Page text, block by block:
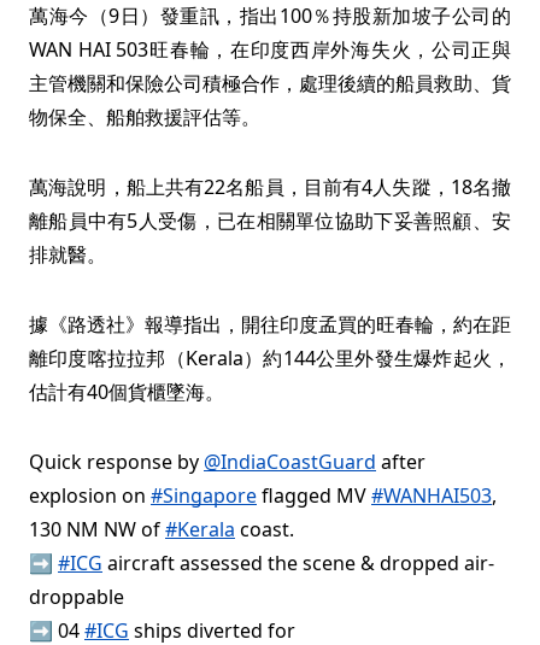
萬海今（9日）發重訊，指出100％持股新加坡子公司的
WAN HAI 503旺春輪，在印度西岸外海失火，公司正與
主管機關和保險公司積極合作，處理後續的船員救助、貨
物保全、船舶救援評估等。
萬海說明，船上共有22名船員，目前有4人失蹤，18名撤
離船員中有5人受傷，已在相關單位協助下妥善照顧、安
排就醫。
據《路透社》報導指出，開往印度孟買的旺春輪，約在距
離印度喀拉拉邦（Kerala）約144公里外發生爆炸起火，
估計有40個貨櫃墜海。
Quick response by @IndiaCoastGuard after
explosion on #Singaporeflagged MV#WANHAI503,
130 NM NW of#Kerala coast.
➡️ #ICG aircraft assessed the scene & dropped air-
droppable
➡️ 04#ICG ships diverted for